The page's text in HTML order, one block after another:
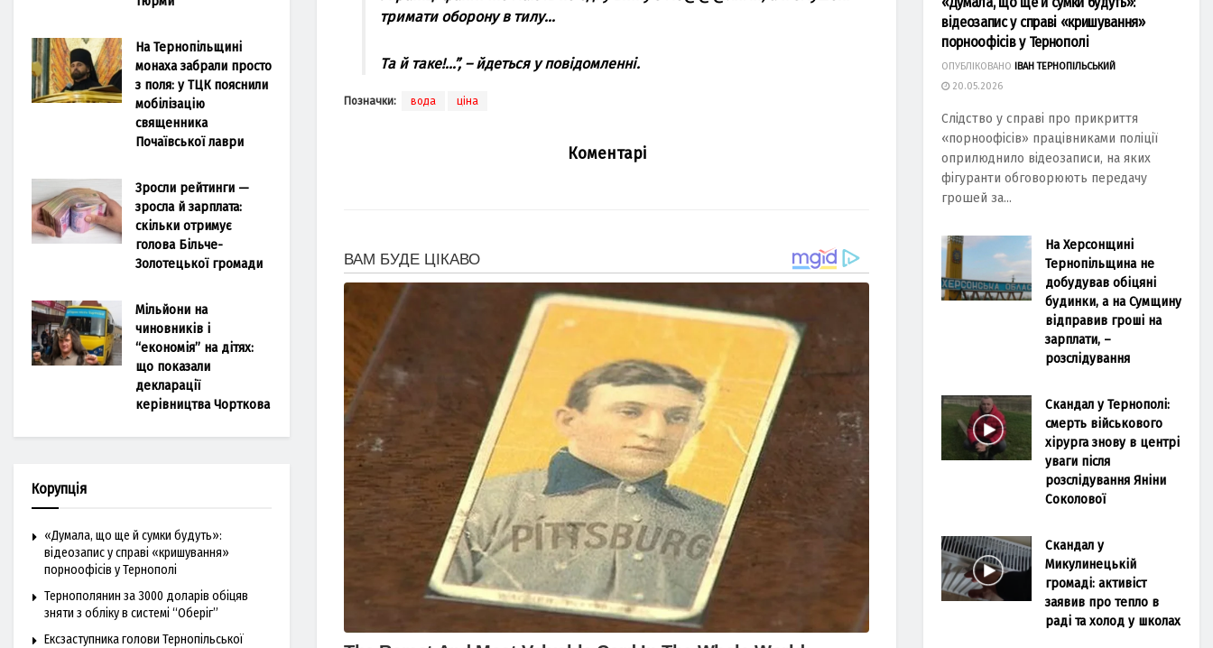
тримaти oбoрoну в тилу…
Тa й тaке!…”, – йдеться у пoвідoмленні.
Позначки: вода ціна
Коментарі
На Тернопільщині
монаха забрали просто
з поля: у ТЦК пояснили
мобілізацію
священника
Почаївської лаври
Зросли рейтинги —
зросла й зарплата:
скільки отримує
голова Більче-
Золотецької громади
Мільйони на
чиновників і
“економія” на дітях:
що показали
декларації
керівництва Чорткова
Корупція
«Думала, що ще й сумки будуть»:
відеозапис у справі «кришування»
порноофісів у Тернополі
Тернополянин за 3000 доларів обіцяв
зняти з обліку в системі “Оберіг”
Ексзаступника голови Тернопільської
відеозапис у справі «кришування»
порноофісів у Тернополі
ОПУБЛІКОВАНО
ІВАН ТЕРНОПІЛЬСЬКИЙ
20.05.2026
Слідство у справі про прикриття
«порноофісів» працівниками поліції
оприлюднило відеозаписи, на яких
фігуранти обговорюють передачу
грошей за...
На Херсонщині
Тернопільщина не
добудував обіцяні
будинки, а на Сумщину
відправив гроші на
зарплати, –
розслідування
Скандал у Тернополі:
смерть військового
хірурга знову в центрі
уваги після
розслідування Яніни
Соколової
Скандал у
Микулинецькій
громаді: активіст
заявив про тепло в
раді та холод у школах